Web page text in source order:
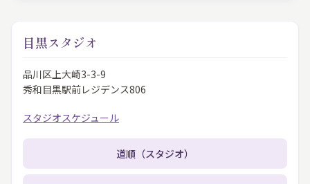
目黒スタジオ
品川区上大崎3-3-9
秀和目黒駅前レジデンス806
スタジオスケジュール
道順（スタジオ）